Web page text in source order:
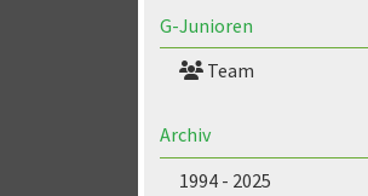
G-Junioren
Team
Archiv
1994 - 2025